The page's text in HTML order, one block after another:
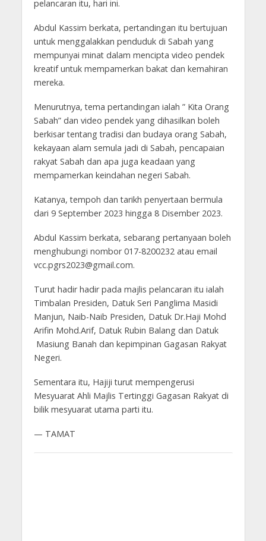
pelancaran itu, hari ini.
Abdul Kassim berkata, pertandingan itu bertujuan
untuk menggalakkan penduduk di Sabah yang
mempunyai minat dalam mencipta video pendek
kreatif untuk mempamerkan bakat dan kemahiran
mereka.
Menurutnya, tema pertandingan ialah ” Kita Orang
Sabah” dan video pendek yang dihasilkan boleh
berkisar tentang tradisi dan budaya orang Sabah,
kekayaan alam semula jadi di Sabah, pencapaian
rakyat Sabah dan apa juga keadaan yang
mempamerkan keindahan negeri Sabah.
Katanya, tempoh dan tarikh penyertaan bermula
dari 9 September 2023 hingga 8 Disember 2023.
Abdul Kassim berkata, sebarang pertanyaan boleh
menghubungi nombor 017-8200232 atau email
vcc.pgrs2023@gmail.com.
Turut hadir hadir pada majlis pelancaran itu ialah
Timbalan Presiden, Datuk Seri Panglima Masidi
Manjun, Naib-Naib Presiden, Datuk Dr.Haji Mohd
Arifin Mohd.Arif, Datuk Rubin Balang dan Datuk
Masiung Banah dan kepimpinan Gagasan Rakyat
Negeri.
Sementara itu, Hajiji turut mempengerusi
Mesyuarat Ahli Majlis Tertinggi Gagasan Rakyat di
bilik mesyuarat utama parti itu.
— TAMAT